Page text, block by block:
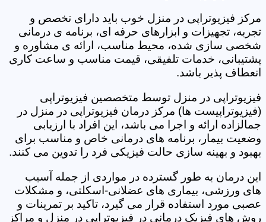
مرکز فیزیوتراپی در منزل خوب باید دارای تخصص و
تجربه، تجهیزات و ابزارهای حرفه ای، برنامه ی درمانی
شخصی سازی شده، محیط مناسب، ارائه ی مشاوره و
پشتیبانی، خدمات تلفیقی، قیمت مناسب و ساعت کاری
انعطاف پذیر باشد.
فیزیوتراپی در منزل توسط متخصصین فیزیوتراپی
(فیزیوتراپیست ها) مرکز درمان فیزیوتراپی در منزل در
جمالزاده ارائه و اجرا می باشد، این افراد با ارزیابی
وضعیت بیمار، برنامه های درمانی خاص و مناسب برای
بهبود و بهینه سازی حالت فیزیکی فرد را تدوین می کنند.
این درمان به طور گسترده در مواردی از جمله آسیب
های ورزشی، بیماری های عضلانی-اسکلتی، و مشکلات
عصبی مورد استفاده قرار می گیرد، تاکید بر تمرینات و
روش های فیزیک درمانی در فیزیوتراپی در منزل و مراکز